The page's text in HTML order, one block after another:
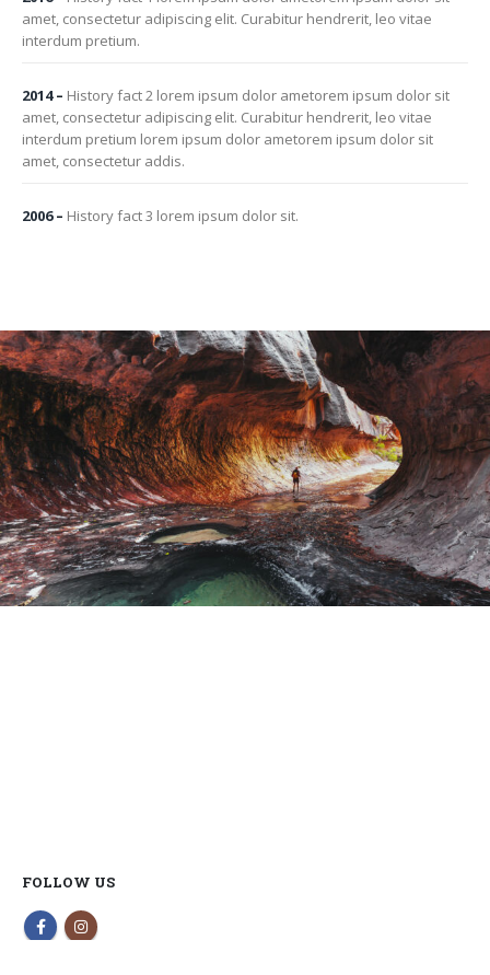
amet, consectetur adipiscing elit. Curabitur hendrerit, leo vitae
interdum pretium.
2014– History fact 2 lorem ipsum dolor ametorem ipsum dolor sit
amet, consectetur adipiscing elit. Curabitur hendrerit, leo vitae
interdum pretium lorem ipsum dolor ametorem ipsum dolor sit
amet, consectetur addis.
2006– History fact 3 lorem ipsum dolor sit.
FOLLOW US